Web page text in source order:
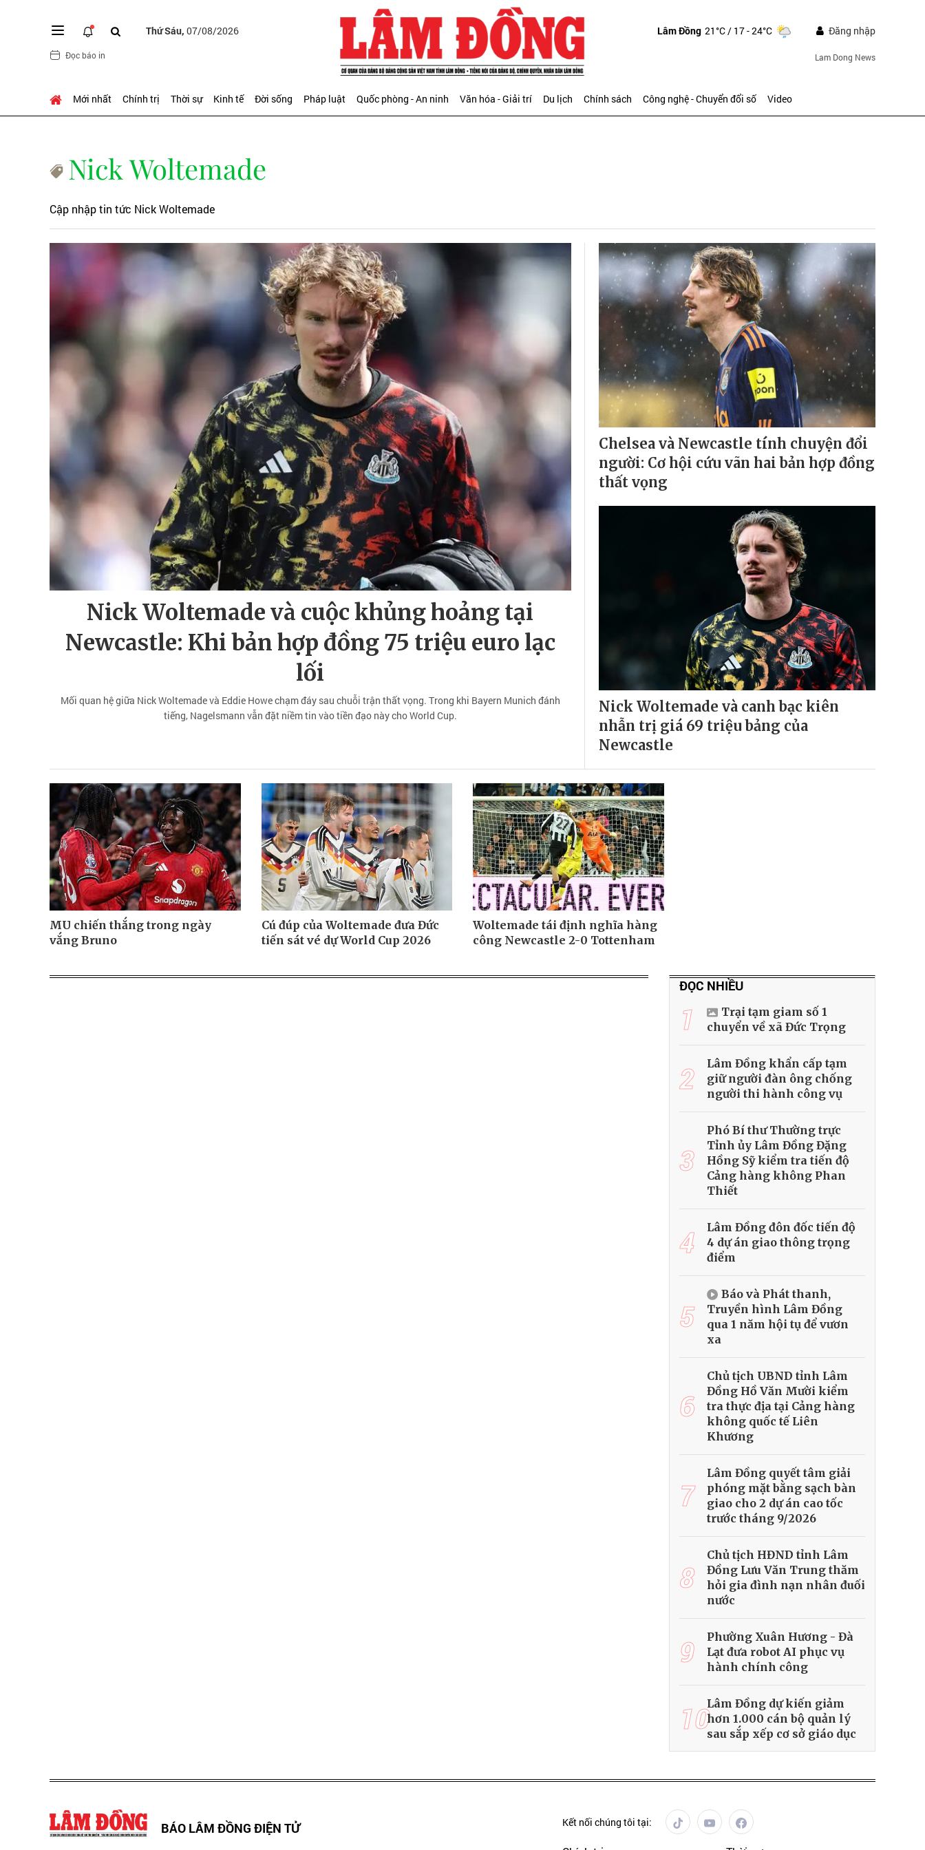
Thứ Sáu, 07/08/2026
Đọc báo in
Lâm Đồng 21°C/ 17 - 24°C Đăng nhập
Lam Dong News
Mới nhất Chính trị Thời sự Kinh tế Đời sống Pháp luật Quốc phòng - An ninh Văn hóa - Giải trí Du lịch Chính sách Công nghệ - Chuyển đổi số Video
Nick Woltemade
Cập nhập tin tức Nick Woltemade
Nick Woltemade và cuộc khủng hoảng tại
Newcastle: Khi bản hợp đồng 75 triệu euro lạc
lối
Mối quan hệ giữa Nick Woltemade và Eddie Howe chạm đáy sau chuỗi trận thất vọng. Trong khi Bayern Munich đánh
tiếng, Nagelsmann vẫn đặt niềm tin vào tiền đạo này cho World Cup.
Chelsea và Newcastle tính chuyện đổi
người: Cơ hội cứu vãn hai bản hợp đồng
thất vọng
Nick Woltemade và canh bạc kiên
nhẫn trị giá 69 triệu bảng của
Newcastle
MU chiến thắng trong ngày
vắng Bruno
Cú đúp của Woltemade đưa Đức
tiến sát vé dự World Cup 2026
Woltemade tái định nghĩa hàng
công Newcastle 2-0 Tottenham
ĐỌC NHIỀU
1
Trại tạm giam số 1
chuyển về xã Đức Trọng
2
Lâm Đồng khẩn cấp tạm
giữ người đàn ông chống
người thi hành công vụ
3
Phó Bí thư Thường trực
Tỉnh ủy Lâm Đồng Đặng
Hồng Sỹ kiểm tra tiến độ
Cảng hàng không Phan
Thiết
4
Lâm Đồng đôn đốc tiến độ
4 dự án giao thông trọng
điểm
5
Báo và Phát thanh,
Truyền hình Lâm Đồng
qua 1 năm hội tụ để vươn
xa
6
Chủ tịch UBND tỉnh Lâm
Đồng Hồ Văn Mười kiểm
tra thực địa tại Cảng hàng
không quốc tế Liên
Khương
7
Lâm Đồng quyết tâm giải
phóng mặt bằng sạch bàn
giao cho 2 dự án cao tốc
trước tháng 9/2026
8
Chủ tịch HĐND tỉnh Lâm
Đồng Lưu Văn Trung thăm
hỏi gia đình nạn nhân đuối
nước
9
Phường Xuân Hương - Đà
Lạt đưa robot AI phục vụ
hành chính công
10Lâm Đồng dự kiến giảm
hơn 1.000 cán bộ quản lý
sau sắp xếp cơ sở giáo dục
BÁO LÂM ĐỒNG ĐIỆN TỬ Kết nối chúng tôi tại: